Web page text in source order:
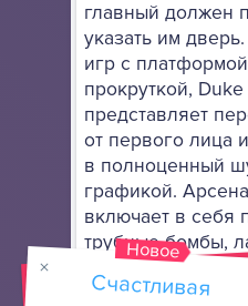
главный должен
указать им
игр с
прокруткой,
представляет
от первого лица
в полноценный
графикой.
включает в себя
трубные бомбы,
пушки
различные
Новое
Счастливая
обезьянка: Уровень
470 Снежная